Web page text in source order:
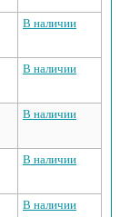
В наличии
В наличии
В наличии
В наличии
В наличии